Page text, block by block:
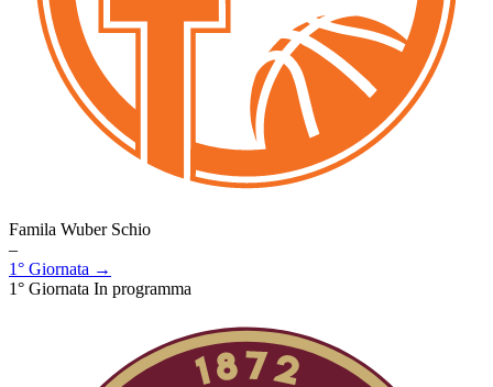
Famila Wuber Schio
–
1° Giornata →
1° Giornata In programma